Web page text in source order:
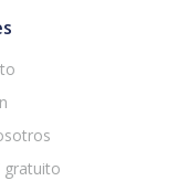
gratuito